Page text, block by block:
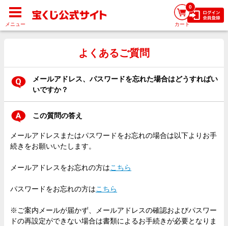
よくあるご質問
メールアドレス、パスワードを忘れた場合はどうすればい
いですか？
この質問の答え
メールアドレスまたはパスワードをお忘れの場合は以下よりお手
続きをお願いいたします。
メールアドレスをお忘れの方はこちら
パスワードをお忘れの方はこちら
※ご案内メールが届かず、メールアドレスの確認およびパスワー
ドの再設定ができない場合は書類によるお手続きが必要となりま
メニュー
0
カート